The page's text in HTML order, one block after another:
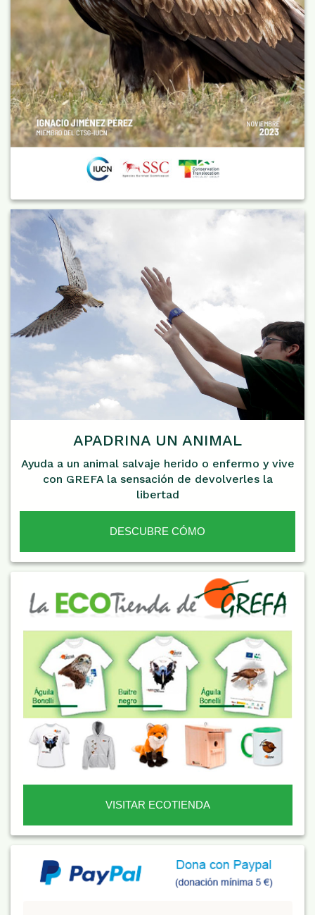
APADRINA UN ANIMAL
Ayuda a un animal salvaje herido o enfermo y vive
con GREFA la sensación de devolverles la
libertad
DESCUBRE CÓMO
VISITAR ECOTIENDA